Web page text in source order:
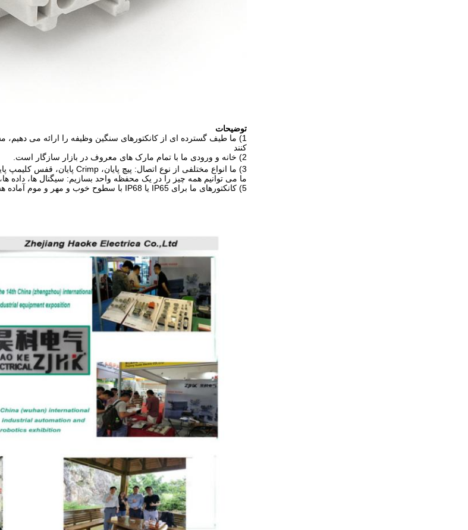
توضیحات
1) ما طیف گسترده ای از کانکتورهای سنگین وظیفه را ارائه می دهیم،
کنند
2) خانه و ورودی ما با تمام مارک های معروف در بازار سازگار است.
3) ما انواع مختلفی از نوع اتصال: پیچ پایان، Crimp پایان، قفس کلیمپ پایان، و محدوده سیم به 4mm می رسد
ما می توانیم همه چیز را در یک محفظه واحد بسازیم: سیگنال ها، داده
5) کانکتورهای ما برای IP65 یا IP68 با سطوح خوب و مهر و موم آماده هستند.